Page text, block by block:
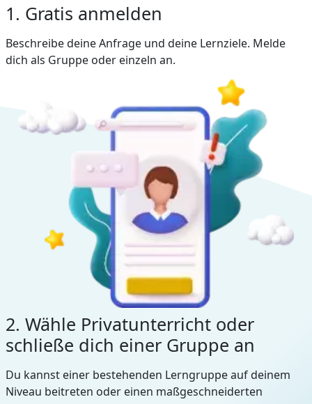
1. Gratis anmelden
Beschreibe deine Anfrage und deine Lernziele. Melde
dich als Gruppe oder einzeln an.
2. Wähle Privatunterricht oder
schließe dich einer Gruppe an
Du kannst einer bestehenden Lerngruppe auf deinem
Niveau beitreten oder einen maßgeschneiderten